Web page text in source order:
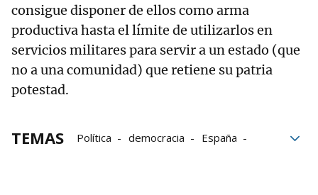
consigue disponer de ellos como arma
productiva hasta el límite de utilizarlos en
servicios militares para servir a un estado (que
no a una comunidad) que retiene su patria
potestad.
TEMAS Política democracia
España